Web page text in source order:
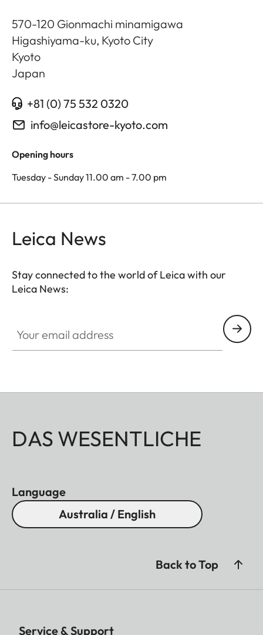
570-120 Gionmachi minamigawa
Higashiyama-ku, Kyoto City
Kyoto
Japan
+81 (0) 75 532 0320
info@leicastore-kyoto.com
Opening hours
Tuesday - Sunday 11.00 am - 7.00 pm
Leica News
Stay connected to the world of Leica with our
Leica News:
DAS WESENTLICHE
Language
Australia / English
Back to Top
Service & Support